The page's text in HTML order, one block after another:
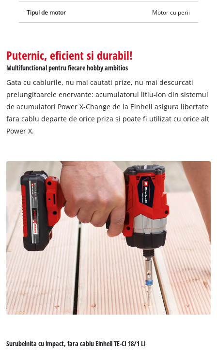
Tipul de motor Motor cu perii
Puternic, eficient si durabil!
Multifunctional pentru fiecare hobby ambitios
Gata cu cablurile, nu mai cautati prize, nu mai descurcati
prelungitoarele enervante: acumulatorul litiu-ion din sistemul
de acumulatori Power X-Change de la Einhell asigura libertate
fara cablu departe de orice priza si poate fi utilizat cu orice alt
Power X.
Surubelnita cu impact, fara cablu Einhell TE-CI 18/1 Li